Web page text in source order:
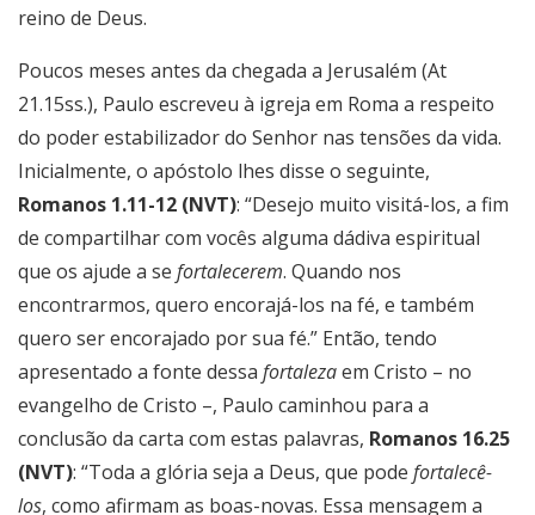
reino de Deus.
Poucos meses antes da chegada a Jerusalém (At
21.15ss.), Paulo escreveu à igreja em Roma a respeito
do poder estabilizador do Senhor nas tensões da vida.
Inicialmente, o apóstolo lhes disse o seguinte,
Romanos 1.11-12 (NVT): “Desejo muito visitá-los, a fim
de compartilhar com vocês alguma dádiva espiritual
que os ajude a se fortalecerem. Quando nos
encontrarmos, quero encorajá-los na fé, e também
quero ser encorajado por sua fé.” Então, tendo
apresentado a fonte dessa fortalezaem Cristo – no
evangelho de Cristo –, Paulo caminhou para a
conclusão da carta com estas palavras, Romanos 16.25
(NVT): “Toda a glória seja a Deus, que pode fortalecê-
los, como afirmam as boas-novas. Essa mensagem a